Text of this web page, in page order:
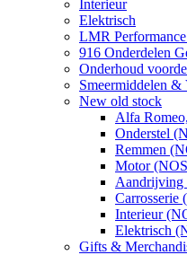
Interieur
Elektrisch
LMR
916 Onderdelen
Onderhoud
Smeermiddelen
New old stock
Alfa
Onderstel
Remmen
Motor
Aandrijving
Carrosserie
Interieur
Elektrisch
Gifts &